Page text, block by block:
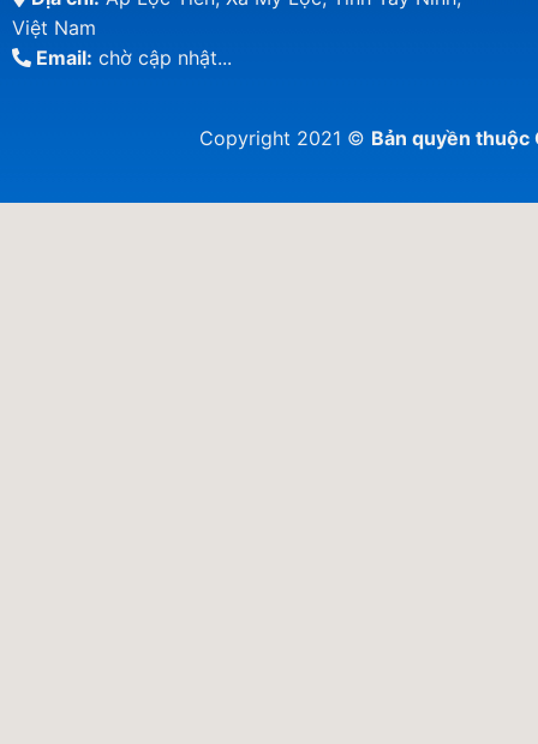
Việt Nam
Email: chờ cập nhật...
Copyright 2021 © Bản quyền thuộc